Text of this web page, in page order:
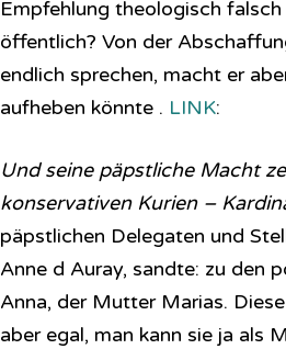
Empfehlung theologisch
öffentlich? Von der
endlich sprechen, macht er
aufheben könnte . LINK:
Und seine päpstliche Macht
konservativen Kurien –
päpstlichen Delegaten und
Anne d Auray, sandte: zu den
Anna, der Mutter Marias.
aber egal, man kann sie ja als